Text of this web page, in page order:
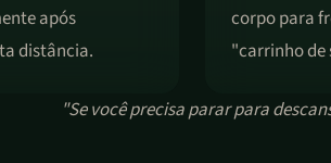
após
distância.
corpo para
"carrinho de
"Se você precisa parar para